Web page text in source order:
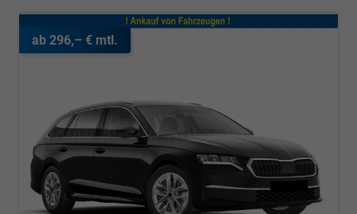
ab 296,– € mtl.